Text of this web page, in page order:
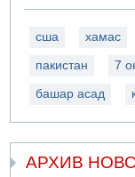
сша хамас
пакистан 7
башар асад
АРХИВ